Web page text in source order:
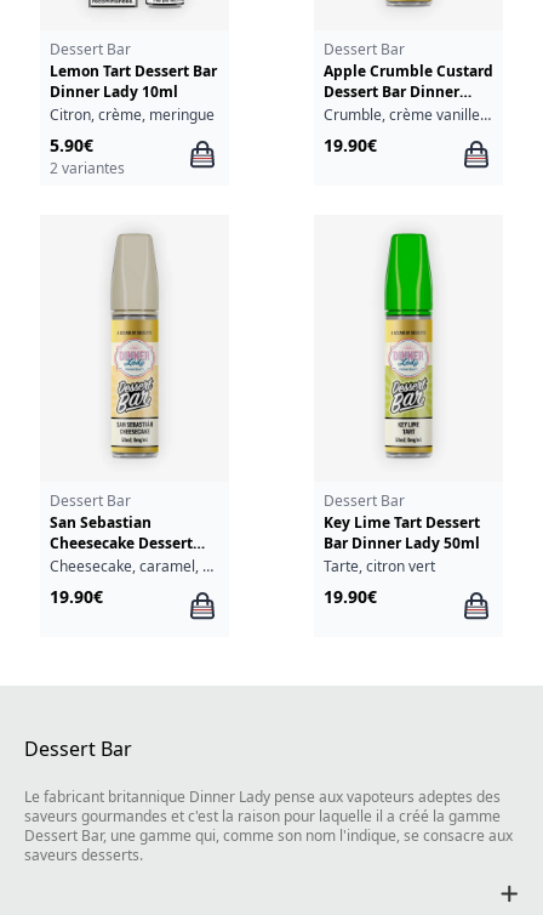
Dessert Bar
Lemon Tart Dessert Bar
Dinner Lady 10ml
Citron, crème, meringue
5.90€
2 variantes
Dessert Bar
Apple Crumble Custard
Dessert Bar Dinner
Lady 50ml
Crumble, crème vanille, pomme
19.90€
Dessert Bar
San Sebastian
Cheesecake Dessert
Bar Dinner Lady 50mlCheesecake, caramel, vanille
19.90€
Dessert Bar
Key Lime Tart Dessert
Bar Dinner Lady 50ml
Tarte, citron vert
19.90€
Dessert Bar
Le fabricant britannique Dinner Lady pense aux vapoteurs adeptes des
saveurs gourmandes et c'est la raison pour laquelle il a créé la gamme
Dessert Bar, une gamme qui, comme son nom l'indique, se consacre aux
saveurs desserts.